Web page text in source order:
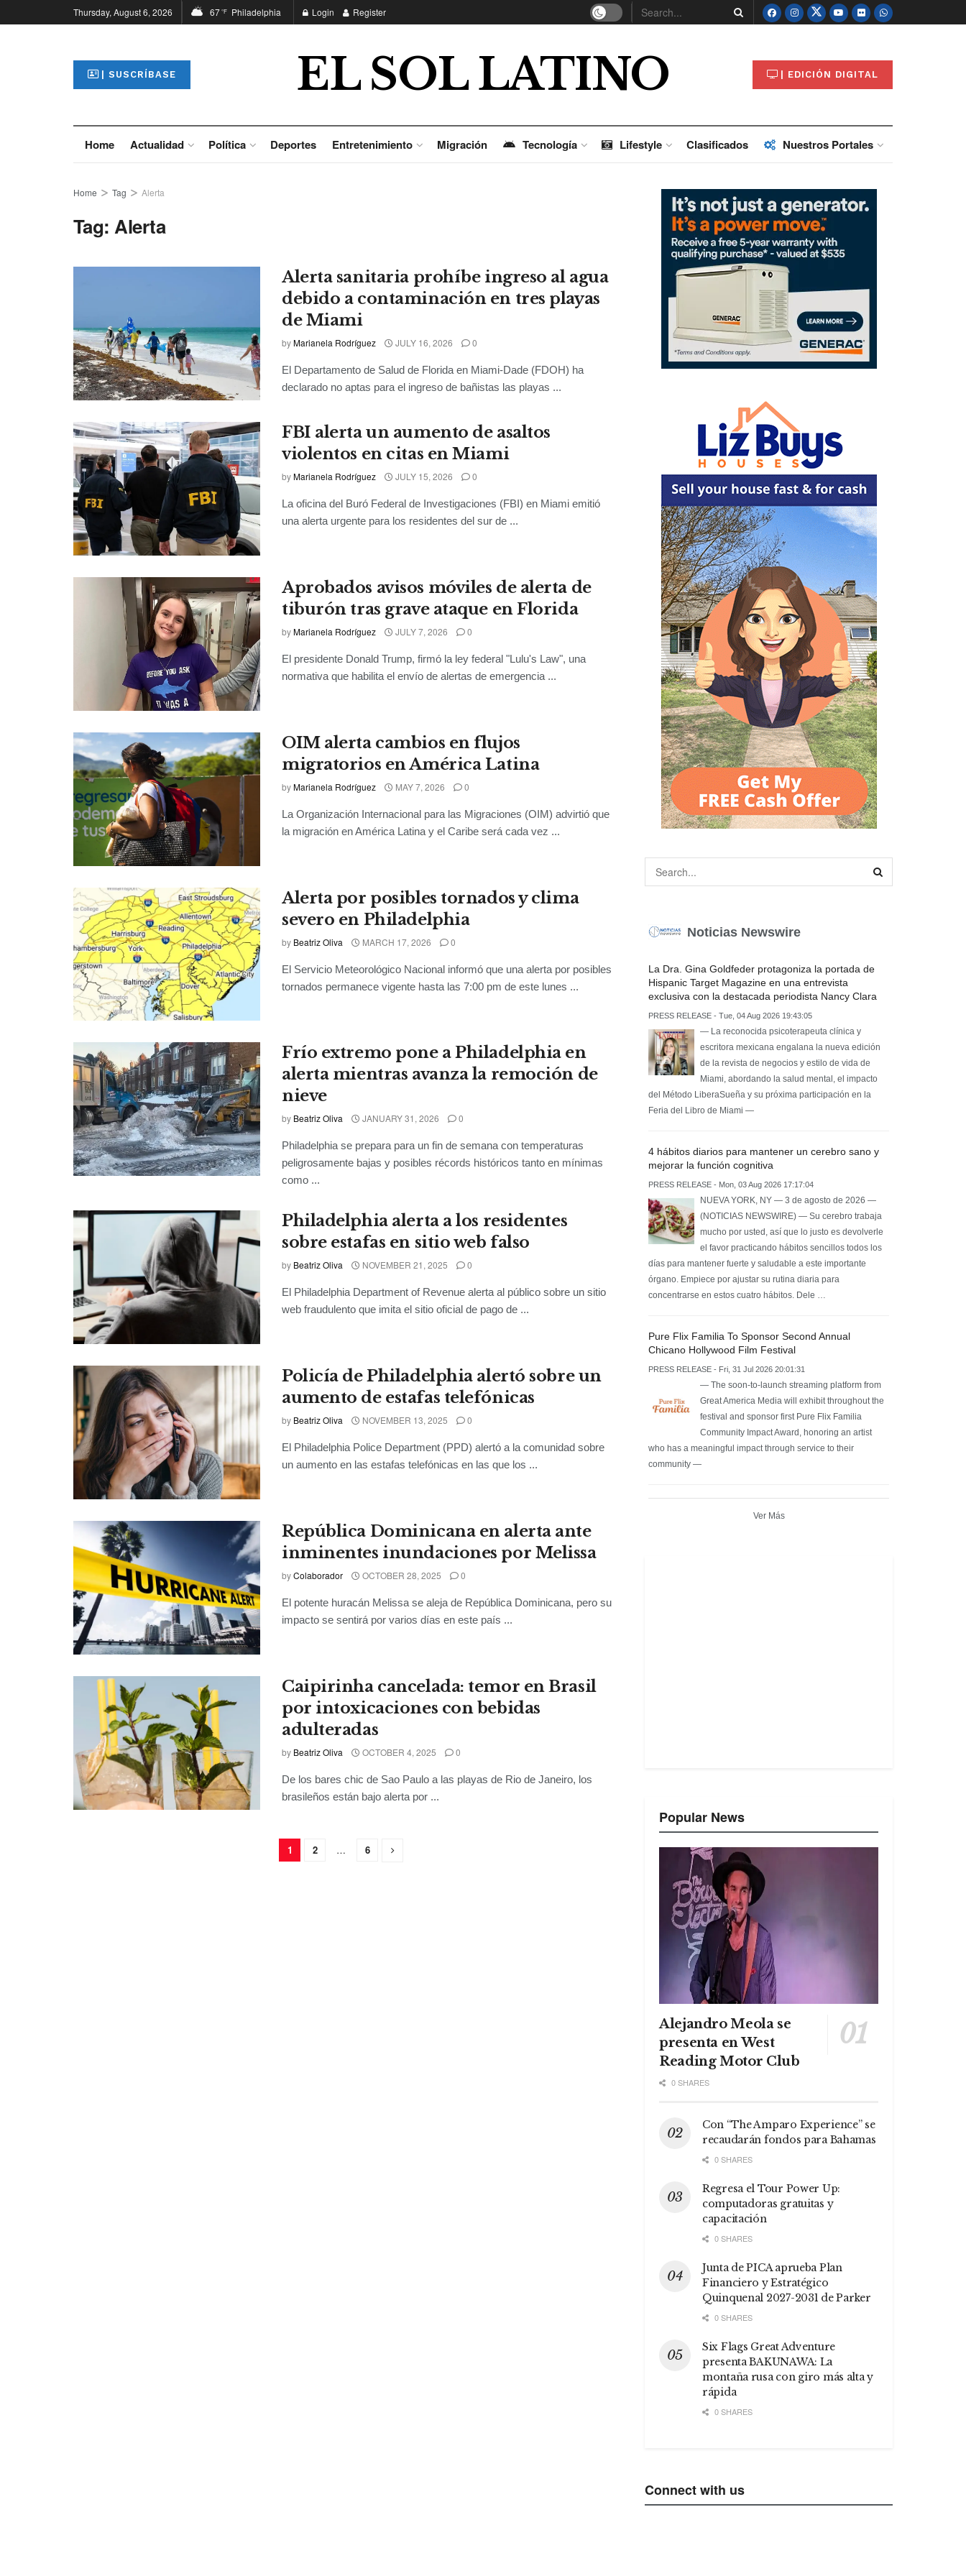
Thursday, August 6, 2026 67°F Philadelphia Login Register
| SUSCRÍBASE EL SOL LATINO | EDICIÓN DIGITAL
Home Actualidad Política Deportes Entretenimiento Migración Tecnología Lifestyle Clasificados Nuestros Portales
Home Tag Alerta
Tag:Alerta
Alerta sanitaria prohíbe ingreso al agua
debido a contaminación en tres playas
de Miami
byMarianela Rodríguez JULY 16, 2026 0
El Departamento de Salud de Florida en Miami-Dade (FDOH) ha
declarado no aptas para el ingreso de bañistas las playas ...
FBI alerta un aumento de asaltos
violentos en citas en Miami
byMarianela Rodríguez JULY 15, 2026 0
La oficina del Buró Federal de Investigaciones (FBI) en Miami emitió
una alerta urgente para los residentes del sur de ...
Aprobados avisos móviles de alerta de
tiburón tras grave ataque en Florida
byMarianela Rodríguez JULY 7, 2026 0
El presidente Donald Trump, firmó la ley federal "Lulu's Law", una
normativa que habilita el envío de alertas de emergencia ...
OIM alerta cambios en flujos
migratorios en América Latina
byMarianela Rodríguez MAY 7, 2026 0
La Organización Internacional para las Migraciones (OIM) advirtió que
la migración en América Latina y el Caribe será cada vez ...
Alerta por posibles tornados y clima
severo en Philadelphia
by Beatriz Oliva MARCH 17, 2026 0
El Servicio Meteorológico Nacional informó que una alerta por posibles
tornados permanece vigente hasta las 7:00 pm de este lunes ...
Frío extremo pone a Philadelphia en
alerta mientras avanza la remoción de
nieve
by Beatriz Oliva JANUARY 31, 2026 0
Philadelphia se prepara para un fin de semana con temperaturas
peligrosamente bajas y posibles récords históricos tanto en mínimas
como ...
Philadelphia alerta a los residentes
sobre estafas en sitio web falso
by Beatriz Oliva NOVEMBER 21, 2025 0
El Philadelphia Department of Revenue alerta al público sobre un sitio
web fraudulento que imita el sitio oficial de pago de ...
Policía de Philadelphia alertó sobre un
aumento de estafas telefónicas
by Beatriz Oliva NOVEMBER 13, 2025 0
El Philadelphia Police Department (PPD) alertó a la comunidad sobre
un aumento en las estafas telefónicas en las que los ...
República Dominicana en alerta ante
inminentes inundaciones por Melissa
byColaborador OCTOBER 28, 2025 0
El potente huracán Melissa se aleja de República Dominicana, pero su
impacto se sentirá por varios días en este país ...
Caipirinha cancelada: temor en Brasil
por intoxicaciones con bebidas
adulteradas
by Beatriz Oliva OCTOBER 4, 2025 0
De los bares chic de Sao Paulo a las playas de Rio de Janeiro, los
brasileños están bajo alerta por ...
1 2 … 6
Noticias Newswire
La Dra. Gina Goldfeder protagoniza la portada de
Hispanic Target Magazine en una entrevista
exclusiva con la destacada periodista Nancy Clara
PRESS RELEASE - Tue, 04 Aug 2026 19:43:05
— La reconocida psicoterapeuta clínica y
escritora mexicana engalana la nueva edición
de la revista de negocios y estilo de vida de
Miami, abordando la salud mental, el impacto
del Método LiberaSueña y su próxima participación en la
Feria del Libro de Miami —
4 hábitos diarios para mantener un cerebro sano y
mejorar la función cognitiva
PRESS RELEASE - Mon, 03 Aug 2026 17:17:04
NUEVA YORK, NY — 3 de agosto de 2026 —
(NOTICIAS NEWSWIRE) — Su cerebro trabaja
mucho por usted, así que lo justo es devolverle
el favor practicando hábitos sencillos todos los
días para mantener fuerte y saludable a este importante
órgano. Empiece por ajustar su rutina diaria para
concentrarse en estos cuatro hábitos. Dele …
Pure Flix Familia To Sponsor Second Annual
Chicano Hollywood Film Festival
PRESS RELEASE - Fri, 31 Jul 2026 20:01:31
— The soon-to-launch streaming platform from
Great America Media will exhibit throughout the
festival and sponsor first Pure Flix Familia
Community Impact Award, honoring an artist
who has a meaningful impact through service to their
community —
Ver Más
Popular News
Alejandro Meola se
presenta en West
Reading Motor Club
0 SHARES
Con “The Amparo Experience” se
recaudarán fondos para Bahamas
0 SHARES
Regresa el Tour Power Up:
computadoras gratuitas y
capacitación
0 SHARES
Junta de PICA aprueba Plan
Financiero y Estratégico
Quinquenal 2027-2031 de Parker
0 SHARES
Six Flags Great Adventure
presenta BAKUNAWA: La
montaña rusa con giro más alta y
rápida
0 SHARES
Connect with us